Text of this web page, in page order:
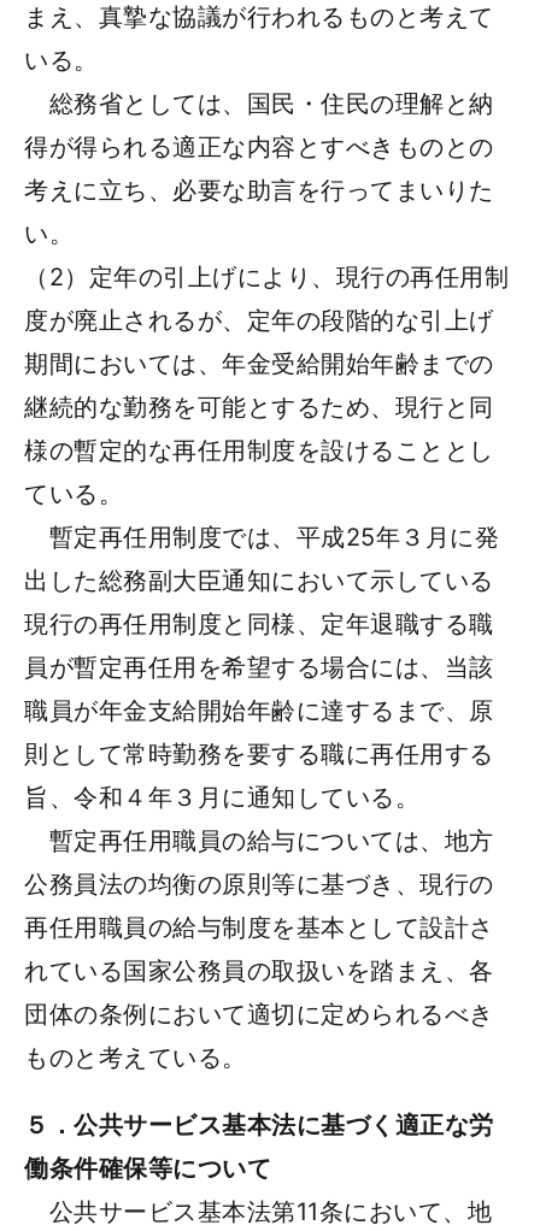
まえ、真摯な協議が行われるものと考えて
いる。
総務省としては、国民・住民の理解と納
得が得られる適正な内容とすべきものとの
考えに立ち、必要な助言を行ってまいりた
い。
（2）定年の引上げにより、現行の再任用制
度が廃止されるが、定年の段階的な引上げ
期間においては、年金受給開始年齢までの
継続的な勤務を可能とするため、現行と同
様の暫定的な再任用制度を設けることとし
ている。
暫定再任用制度では、平成25年３月に発
出した総務副大臣通知において示している
現行の再任用制度と同様、定年退職する職
員が暫定再任用を希望する場合には、当該
職員が年金支給開始年齢に達するまで、原
則として常時勤務を要する職に再任用する
旨、令和４年３月に通知している。
暫定再任用職員の給与については、地方
公務員法の均衡の原則等に基づき、現行の
再任用職員の給与制度を基本として設計さ
れている国家公務員の取扱いを踏まえ、各
団体の条例において適切に定められるべき
ものと考えている。
５．公共サービス基本法に基づく適正な労
働条件確保等について
公共サービス基本法第11条において、地